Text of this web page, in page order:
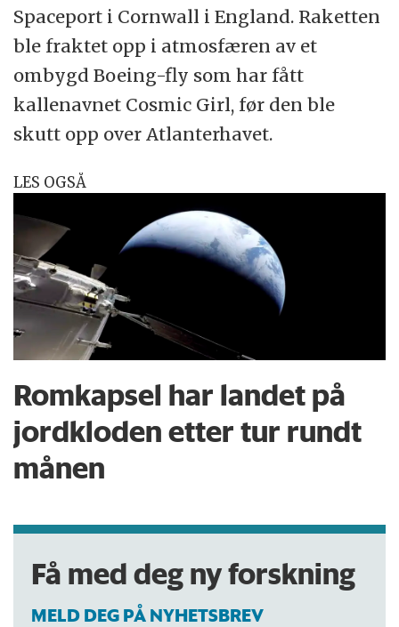
Spaceport i Cornwall i England. Raketten
ble fraktet opp i atmosfæren av et
ombygd Boeing-fly som har fått
kallenavnet Cosmic Girl, før den ble
skutt opp over Atlanterhavet.
LES OGSÅ
Romkapsel har landet på
jordkloden etter tur rundt
månen
Få med deg ny forskning
MELD DEG PÅ NYHETSBREV